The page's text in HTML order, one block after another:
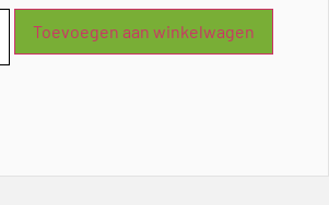
Toevoegen aan winkelwagen